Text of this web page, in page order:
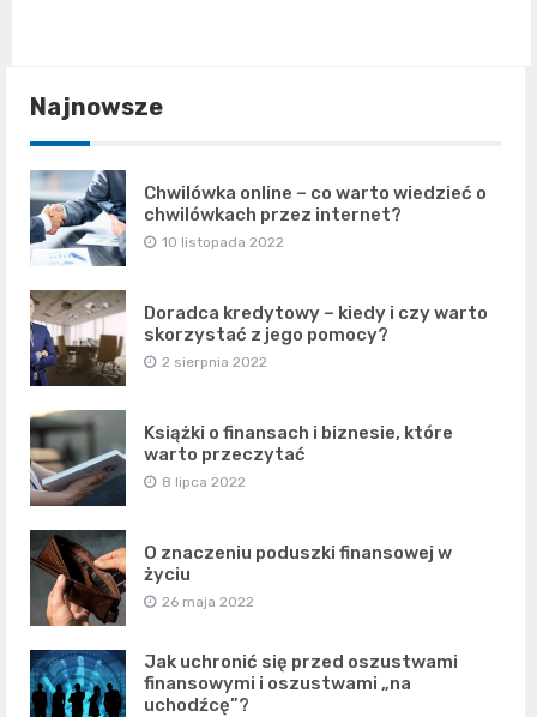
Najnowsze
Chwilówka online – co warto wiedzieć o
chwilówkach przez internet?
10 listopada 2022
Doradca kredytowy – kiedy i czy warto
skorzystać z jego pomocy?
2 sierpnia 2022
Książki o finansach i biznesie, które
warto przeczytać
8 lipca 2022
O znaczeniu poduszki finansowej w
życiu
26 maja 2022
Jak uchronić się przed oszustwami
finansowymi i oszustwami „na
uchodźcę”?